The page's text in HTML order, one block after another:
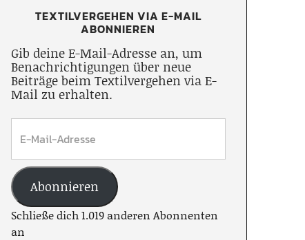
TEXTILVERGEHEN VIA E-MAIL
ABONNIEREN
Gib deine E-Mail-Adresse an, um
Benachrichtigungen über neue
Beiträge beim Textilvergehen via E-
Mail zu erhalten.
Abonnieren
Schließe dich 1.019 anderen Abonnenten
an